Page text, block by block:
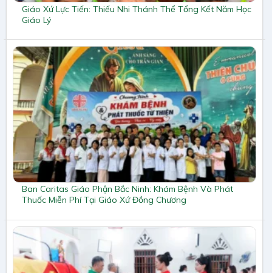
Giáo Xứ Lực Tiến: Thiếu Nhi Thánh Thể Tổng Kết Năm Học
Giáo Lý
Ban Caritas Giáo Phận Bắc Ninh: Khám Bệnh Và Phát
Thuốc Miễn Phí Tại Giáo Xứ Đồng Chương